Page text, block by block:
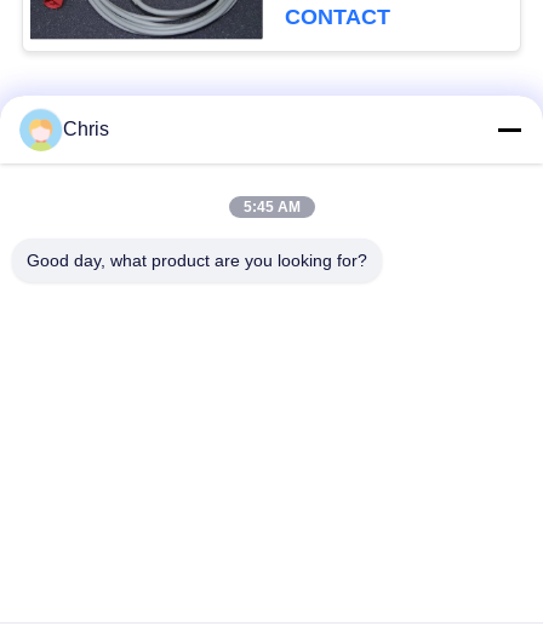
CONTACT
Catégories populaires
Réparation de module
Chris
5:45 AM
Good day, what product are you looking for?